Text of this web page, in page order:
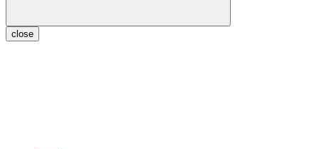
close